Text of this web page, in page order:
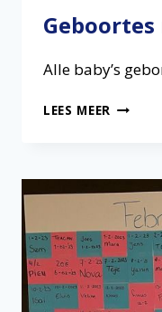
Alle baby’s
LEES MEER